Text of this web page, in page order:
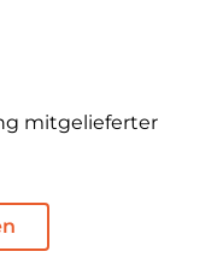
mitgelieferter